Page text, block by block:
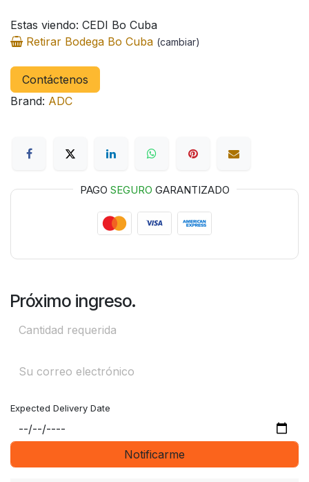
Estas viendo: CEDI Bo Cuba
Retirar Bodega Bo Cuba (cambiar)
Contáctenos
Brand: ADC
PAGO SEGURO GARANTIZADO
Próximo ingreso.
Expected Delivery Date
Notificarme